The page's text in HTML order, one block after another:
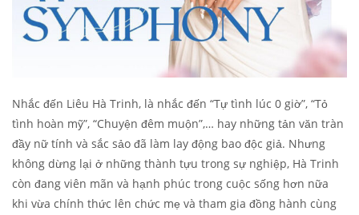
Nhắc đến Liêu Hà Trinh, là nhắc đến “Tự tình lúc 0 giờ”, “Tỏ
tình hoàn mỹ”, “Chuyện đêm muộn”,… hay những tản văn tràn
đầy nữ tính và sắc sảo đã làm lay động bao độc giả. Nhưng
không dừng lại ở những thành tựu trong sự nghiệp, Hà Trinh
còn đang viên mãn và hạnh phúc trong cuộc sống hơn nữa
khi vừa chính thức lên chức mẹ và tham gia đồng hành cùng